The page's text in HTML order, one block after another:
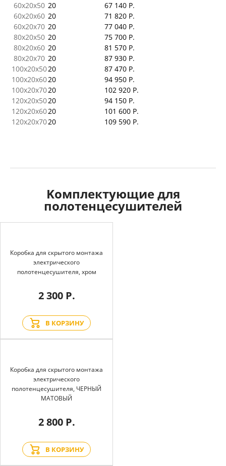
60x20x50 20
67 140 Р.
60x20x60 20
71 820 Р.
60x20x70 20
77 040 Р.
80x20x50 20
75 700 Р.
80x20x60 20
81 570 Р.
80x20x70 20
87 930 Р.
100x20x5020
87 470 Р.
100x20x6020
94 950 Р.
100x20x7020
102 920 Р.
120x20x5020
94 150 Р.
120x20x6020
101 600 Р.
120x20x7020 109 590 Р.
Kомплектующие для
полотенцесушителей
Коробка для скрытого монтажа
электрического
полотенцесушителя, хром
2 300 Р.
В КОРЗИНУ
Коробка для скрытого монтажа
электрического
полотенцесушителя, ЧЕРНЫЙ
МАТОВЫЙ
2 800 Р.
В КОРЗИНУ